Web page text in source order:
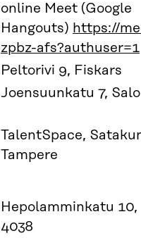
online Meet (Google
Hangouts) https://
zpbz-afs?authuser=1
Peltorivi 9, Fiskars
Joensuunkatu 7, Salo
TalentSpace,
Tampere
Hepolamminkatu
4038